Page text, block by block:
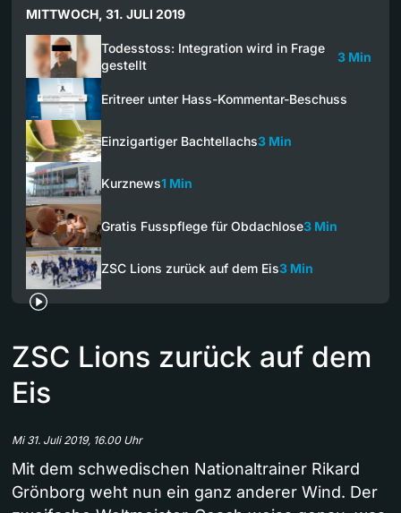
MITTWOCH, 31. JULI 2019
Todesstoss: Integration wird in Frage
gestellt
3 Min
Eritreer unter Hass-Kommentar-Beschuss
Einzigartiger Bachtellachs3 Min
Kurznews1 Min
Gratis Fusspflege für Obdachlose3 Min
ZSC Lions zurück auf dem Eis3 Min
ZSC Lions zurück auf dem
Eis
Mi 31. Juli 2019, 16.00 Uhr
Mit dem schwedischen Nationaltrainer Rikard
Grönborg weht nun ein ganz anderer Wind. Der